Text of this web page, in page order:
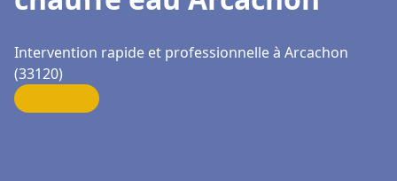
Intervention rapide et professionnelle à Arcachon
(33120)